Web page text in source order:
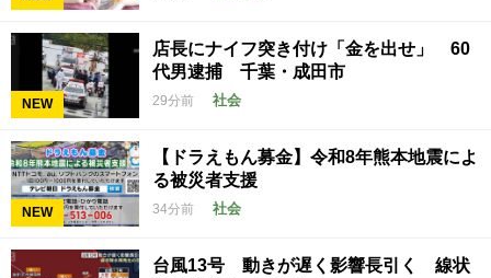
NEW
店長にナイフ突き付け「金を出せ」 60
代男逮捕 千葉・成田市
29分前 社会
NEW
【ドラえもん募金】令和8年熊本地震によ
る被災者支援
34分前 社会
台風13号 動きが遅く影響長引く 線状